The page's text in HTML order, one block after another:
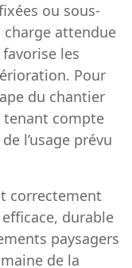
ou sous-
attendue
les
Pour
du chantier
tenant compte
l’usage prévu
correctement
durable
paysagers
de la